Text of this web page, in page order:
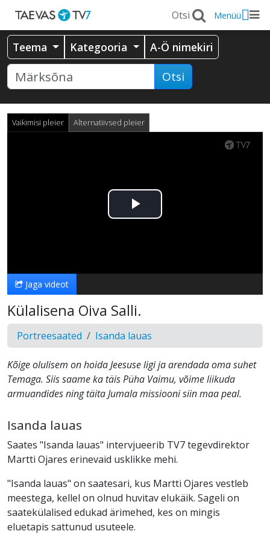
Menüü
Teema Kategooria A-Ö nimekiri
Otsi
Vaikimisi pleier Alternatiivsed pleier
Esita
Jaga videot
Külalisena Oiva Salli.
Portreesaated Isanda lauas
Kõige olulisem on hoida Jeesuse ligi ja arendada oma suhet
Temaga. Siis saame ka täis Püha Vaimu, võime liikuda
armuandides ning täita Jumala missiooni siin maa peal.
Isanda lauas
Saates "Isanda lauas" intervjueerib TV7 tegevdirektor
Martti Ojares erinevaid usklikke mehi.
"Isanda lauas" on saatesari, kus Martti Ojares vestleb
meestega, kellel on olnud huvitav elukäik. Sageli on
saatekülalised edukad ärimehed, kes on mingis
eluetapis sattunud usuteele.